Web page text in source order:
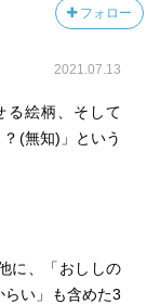
フォロー
2021.07.13
る絵柄、そして
(無知)」という
に、「おししの
らい」も含めた3